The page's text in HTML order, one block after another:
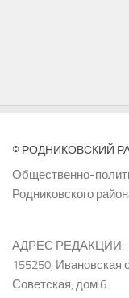
© РОДНИКОВСКИЙ
Общественно-
Родниковского
АДРЕС РЕДАКЦИИ:
155250, Ивановская
Советская, дом 6